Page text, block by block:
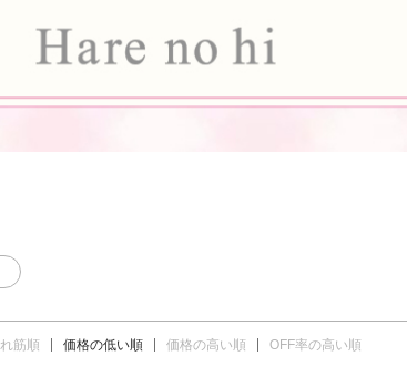
筋順 価格の低い順 価格の高い順 OFF率の高い順